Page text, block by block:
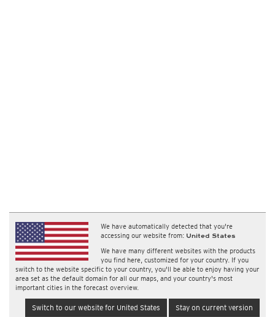
We have automatically detected that you're
accessing our website from: United States
We have many different websites with the products
you find here, customized for your country. If you
switch to the website specific to your country, you'll be able to enjoy having your
area set as the default domain for all our maps, and your country's most
important cities in the forecast overview.
Switch to our website for United States Stay on current version